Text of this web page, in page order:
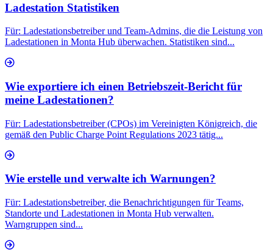
Ladestation Statistiken
Für: Ladestationsbetreiber und Team-Admins, die die Leistung von
Ladestationen in Monta Hub überwachen. Statistiken sind...
Wie exportiere ich einen Betriebszeit-Bericht für
meine Ladestationen?
Für: Ladestationsbetreiber (CPOs) im Vereinigten Königreich, die
gemäß den Public Charge Point Regulations 2023 tätig...
Wie erstelle und verwalte ich Warnungen?
Für: Ladestationsbetreiber, die Benachrichtigungen für Teams,
Standorte und Ladestationen in Monta Hub verwalten.
Warngruppen sind...